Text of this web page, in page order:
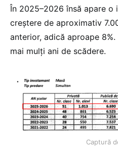
În 2025–2026 însă apare o
creștere de aproximativ
anterior, adică aproape
mai mulți ani de scădere.
Captură